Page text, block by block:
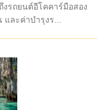
รถยนต์อีโคคาร์มือสอง
ละค่าบำรุงร...